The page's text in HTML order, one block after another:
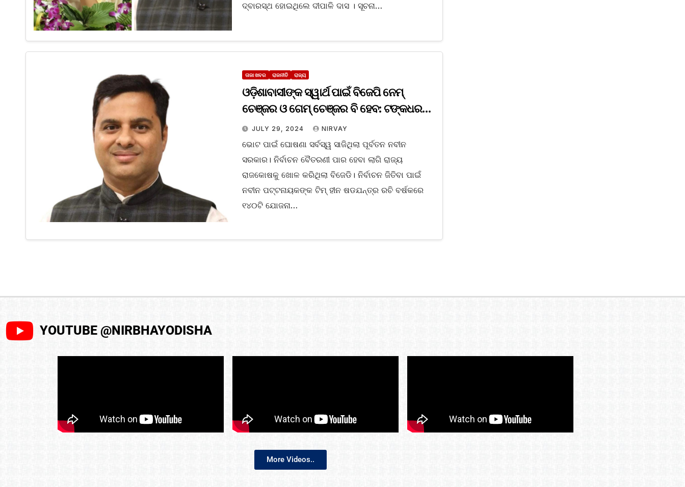
ଦ୍ବାରସ୍ଥ ହୋଇଥିଲେ ଦୀପାଳି ଦାସ । ସୂଚନା…
ତାଜା ଖବର ରାଜନୀତି ରାଜ୍ୟ
ଓଡ଼ିଶାବାସୀଙ୍କ ସ୍ୱାର୍ଥ ପାଇଁ ବିଜେପି ନେମ୍
ଚେଞ୍ଜର ଓ ଗେମ୍ ଚେଞ୍ଜର ବି ହେବ: ଟଙ୍କଧର
ତ୍ରିପାଠୀ
JULY 29, 2024 NIRVAY
ଭୋଟ ପାଇଁ ଘୋଷଣା ସର୍ବସ୍ୱ ସାଜିଥିଲା ପୂର୍ବତନ ନବୀନ
ସରକାର। ନିର୍ବାଚନ ବୈତରଣୀ ପାର ହେବା ଲାଗି ରାଜ୍ୟ
ରାଜକୋଷକୁ ଖୋଳ କରିଥିଲା ବିଜେଡି। ନିର୍ବାଚନ ଜିତିବା ପାଇଁ
ନବୀନ ପଟ୍ଟନାୟକଙ୍କ ଟିମ୍ ହୀନ ଷଡଯନ୍ତ୍ର ରଚି ବର୍ଷକରେ
୧୪୦ଟି ଯୋଜନା…
YOUTUBE @NIRBHAYODISHA
More Videos..